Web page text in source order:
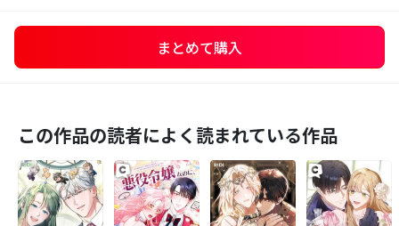
まとめて購入
この作品の読者によく読まれている作品